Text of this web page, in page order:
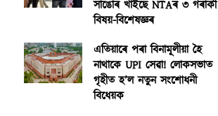
সাঙোৰ খাইছে NTAৰ ৩ গৰাকী
বিষয়-বিশেষজ্ঞৰ
এতিয়াৰে পৰা বিনামূলীয়া হৈ
নাথাকে UPI সেৱা! লোকসভাত
গৃহীত হ’ল নতুন সংশোধনী
বিধেয়ক